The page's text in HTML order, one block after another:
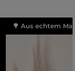
🌳 Aus echtem